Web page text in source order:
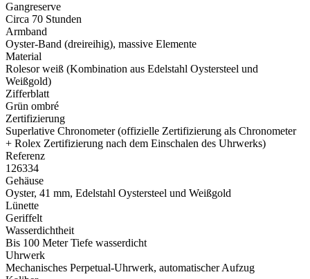
Gangreserve
Circa 70 Stunden
Armband
Oyster-Band (dreireihig), massive Elemente
Material
Rolesor weiß (Kombination aus Edelstahl Oystersteel und
Weißgold)
Zifferblatt
Grün ombré
Zertifizierung
Superlative Chronometer (offizielle Zertifizierung als Chronometer
+ Rolex Zertifizierung nach dem Einschalen des Uhrwerks)
Referenz
126334
Gehäuse
Oyster, 41 mm, Edelstahl Oystersteel und Weißgold
Lünette
Geriffelt
Wasserdichtheit
Bis 100 Meter Tiefe wasserdicht
Uhrwerk
Mechanisches Perpetual-Uhrwerk, automatischer Aufzug